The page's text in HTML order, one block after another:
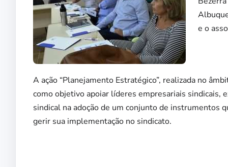
e o
A ação “Planejamento Estratégico”, realizada no
como objetivo apoiar líderes empresariais sindicais,
sindical na adoção de um conjunto de instrumentos
gerir sua implementação no sindicato.